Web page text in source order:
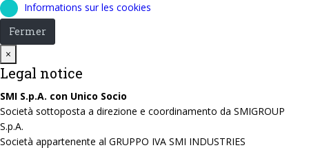
Informations sur les cookies
Fermer
×
Legal notice
SMI S.p.A. con Unico Socio
Società sottoposta a direzione e coordinamento da SMIGROUP
S.p.A.
Società appartenente al GRUPPO IVA SMI INDUSTRIES